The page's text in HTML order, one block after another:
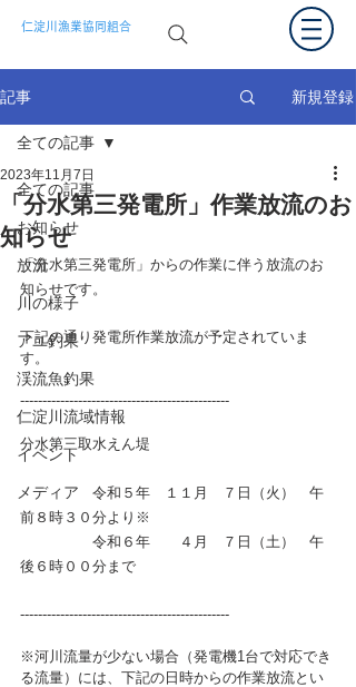
仁淀川漁業協同組合
記事 新規登録
全ての記事
お知らせ
放流
川の様子
アユ釣果
渓流魚釣果
仁淀川流域情報
イベント
メディア
全ての記事
「分水第三発電所」作業放流のお
知らせ
2023年11月7日
「分水第三発電所」からの作業に伴う放流のお
知らせです。
下記の通り発電所作業放流が予定されていま
す。
-----------------------------------------------
分水第三取水えん堤
令和５年　１１月　７日（火）　午
前８時３０分より※
令和６年　　４月　７日（土）　午
後６時００分まで
-----------------------------------------------
※河川流量が少ない場合（発電機1台で対応でき
る流量）には、下記の日時からの作業放流とい